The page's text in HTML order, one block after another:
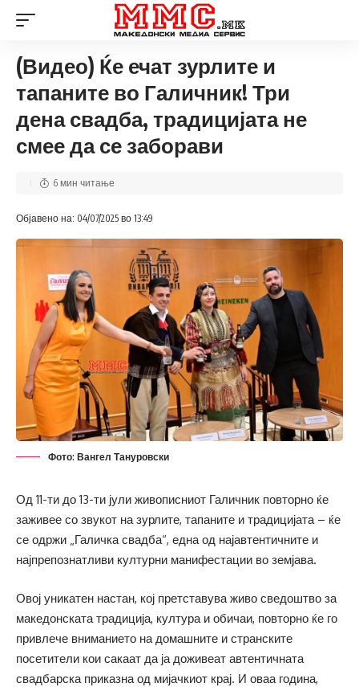
(Видео) Ќе ечат зурлите и
тапаните во Галичник! Три
дена свадба, традицијата не
смее да се заборави
Објавено на: 04/07/2025 во 13:49
6 мин читање
Фото: Вангел Тануровски
Од 11-ти до 13-ти јули живописниот Галичник повторно ќе
заживее со звукот на зурлите, тапаните и традицијата – ќе
се одржи „Галичка свадба“, една од најавтентичните и
најпрепознатливи културни манифестации во земјава.
Овој уникатен настан, кој претставува живо сведоштво за
македонската традиција, култура и обичаи, повторно ќе го
привлече вниманието на домашните и странските
посетители кои сакаат да ја доживеат автентичната
свадбарска приказна од мијачкиот крај. И оваа година,